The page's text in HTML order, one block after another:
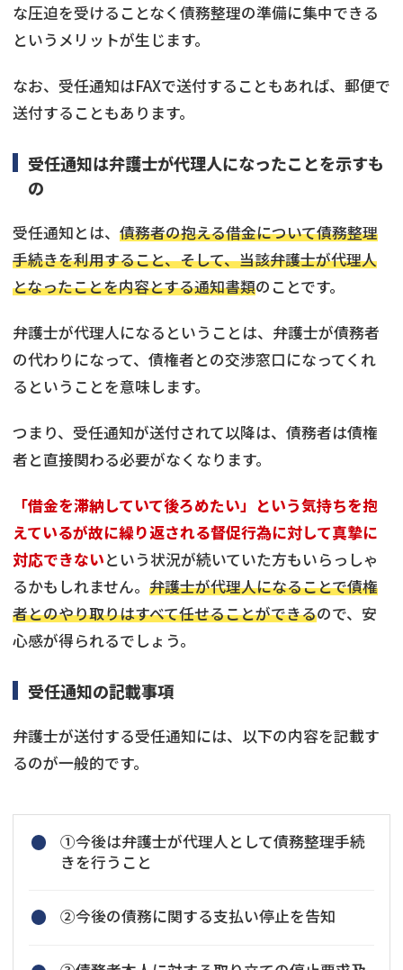
な圧迫を受けることなく債務整理の準備に集中できる
というメリットが生じます。
なお、受任通知はFAXで送付することもあれば、郵便で
送付することもあります。
受任通知は弁護士が代理人になったことを示すも
の
受任通知とは、 債務者の抱える借金について債務整理
手続きを利用すること、そして、当該弁護士が代理人
となったことを内容とする通知書類のことです。
弁護士が代理人になるということは、弁護士が債務者
の代わりになって、債権者との交渉窓口になってくれ
るということを意味します。
つまり、受任通知が送付されて以降は、債務者は債権
者と直接関わる必要がなくなります。
「借金を滞納していて後ろめたい」という気持ちを抱
えているが故に繰り返される督促行為に対して真摯に
対応できないという状況が続いていた方もいらっしゃ
るかもしれません。 弁護士が代理人になることで債権
者とのやり取りはすべて任せることができるので、安
心感が得られるでしょう。
受任通知の記載事項
弁護士が送付する受任通知には、以下の内容を記載す
るのが一般的です。
①今後は弁護士が代理人として債務整理手続
きを行うこと
②今後の債務に関する支払い停止を告知